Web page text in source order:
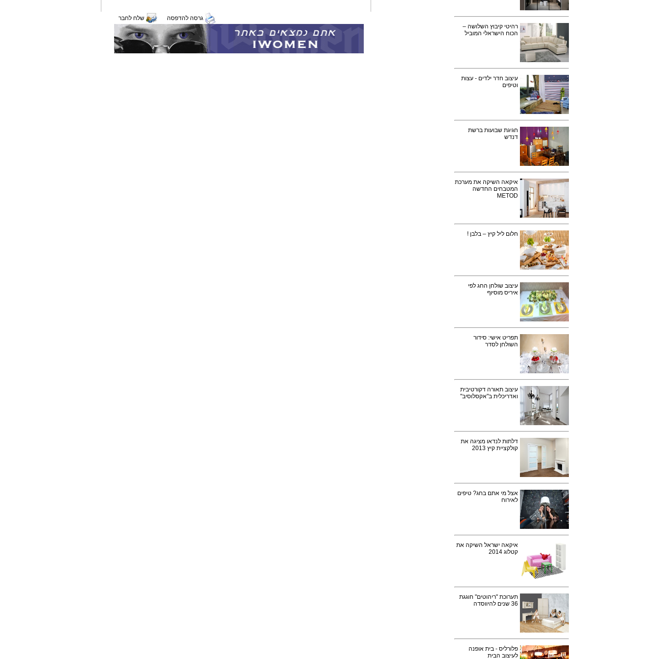
רהיטי קיבוץ השלושה –
הכוח הישראלי המוביל
עיצוב חדר ילדים - עצות
וטיפים
חגיגת שבועות ברשת
דנדש
איקאה השיקה את מערכת
המטבחים החדשה
METOD
חלום ליל קיץ – בלבן !
עיצוב שולחן החג לפי
איריס מוסיוף
תפריט אישי: סידור
השולחן לסדר
עיצוב תאורה דקורטיבית
ואדריכלית ב"אקסלוסיב"
דלתות לנדאו מציגה את
קולקציית קיץ 2013
אצל מי אתם בחג? טיפים
לאירוח
איקאה ישראל השיקה את
קטלוג 2014
תערוכת "ריהוטים" חוגגת
36 שנים להיווסדה
פלורליס - בית אופנה
לעיצוב הבית
גרסה להדפסה שלח לחבר